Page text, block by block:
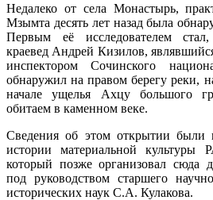
Недалеко от села Монастырь,
Мзымта десять лет назад была
Первым её исследователем
краевед Андрей Кизилов,
инспектором Сочинского
обнаружил на правом берегу реки,
начале ущелья Ахцу большого
обитаем в каменном веке.
Сведения об этом открытии были
истории материальной культуры
который позже организовал сюда
под руководством старшего
исторических наук С.А. Кулакова.